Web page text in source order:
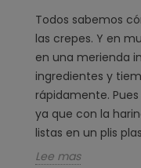
Todos sabemos
las crepes. Y en
en una merienda
ingredientes y
rápidamente.
ya que con la
listas en un plis
Lee mas